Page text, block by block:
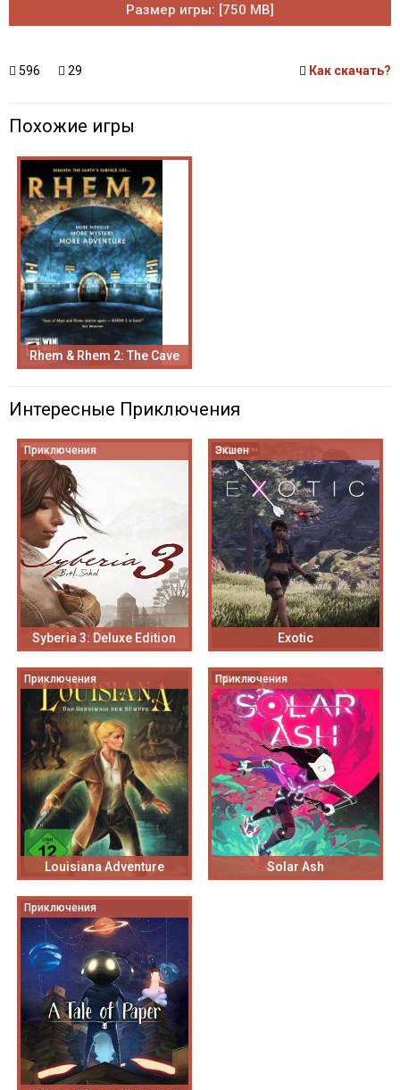
Размер игры: [750 MB]
596 29 Как скачать?
Похожие игры
Rhem & Rhem 2: The Cave
Интересные Приключения
Приключения
Syberia 3: Deluxe Edition
Экшен
Exotic
Приключения
Louisiana Adventure
Приключения
Solar Ash
Приключения